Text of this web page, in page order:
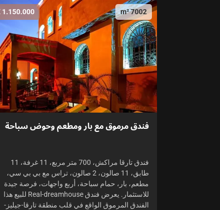
7002 m²
1.150.000 €
فندق مرموق مع بار ومطعم وحوض سباحة
فندق تارقا مراكش، 700 متر مربع، 11 غرفة، 11
طابق، 11 صالون، 2 صالون، تراس مع بي بي سي،
مطعم، بار، حمام سباحة، أربع واجهات، فرصة جيدة
للاستثمار. يعرض فندق Real-dreamhouse للبيع هذا
الفندق المرموق الواقع في قلب منطقة تارقا-جيليز-